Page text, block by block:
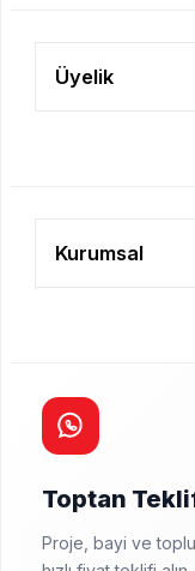
Üyelik
Kurumsal
Toptan
Proje, bayi ve toplu